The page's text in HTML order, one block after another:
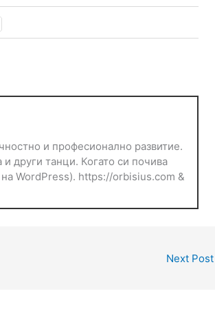
и професионално развитие.
други танци. Когато си почива
WordPress). https://orbisius.com &
Next